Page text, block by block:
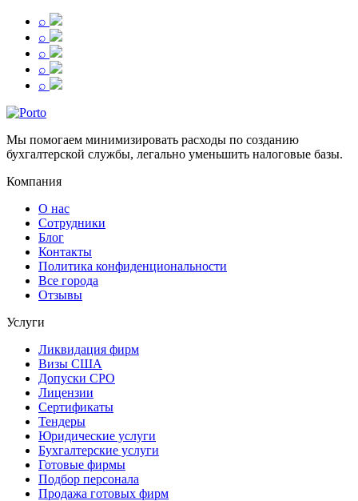
⌕
⌕
⌕
⌕
⌕
Мы помогаем минимизировать расходы по созданию
бухгалтерской службы, легально уменьшить налоговые базы.
Компания
О нас
Сотрудники
Блог
Контакты
Политика конфиденциональности
Все города
Отзывы
Услуги
Ликвидация фирм
Визы США
Допуски СРО
Лицензии
Сертификаты
Тендеры
Юридические услуги
Бухгалтерские услуги
Готовые фирмы
Подбор персонала
Продажа готовых фирм